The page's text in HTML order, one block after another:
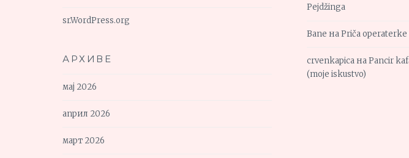
sr.WordPress.org
АРХИВЕ
мај 2026
април 2026
март 2026
Pejdžinga
Bane наPriča operaterke
crvenkapica наPancir
(moje iskustvo)